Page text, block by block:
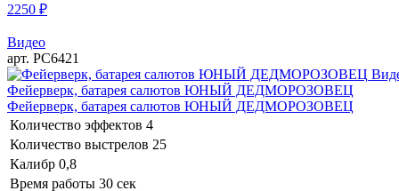
2250 ₽
Видео
арт. РС6421
Фейерверк, батарея салютов ЮНЫЙ ДЕДМОРОЗОВЕЦ
Фейерверк, батарея салютов ЮНЫЙ ДЕДМОРОЗОВЕЦ
Количество эффектов 4
Количество выстрелов 25
Калибр 0,8
Время работы 30 сек